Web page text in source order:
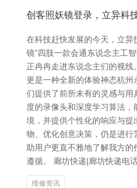
创客照妖镜登录，立异科
在科技赶快发展的今天，立异
镜”四肢一款会通东说念主工
正冉冉走进东说念主们的视线
更是一种全新的体验神态杭州
们提供了前所未有的灵感与用
度的录像头和深度学习算法
境，并提供个性化的响应与
物、优化创意决策，仍是进行
助用户更直不雅地了解我方
遵循。 廊坊快递|廊坊快递电
维修资讯